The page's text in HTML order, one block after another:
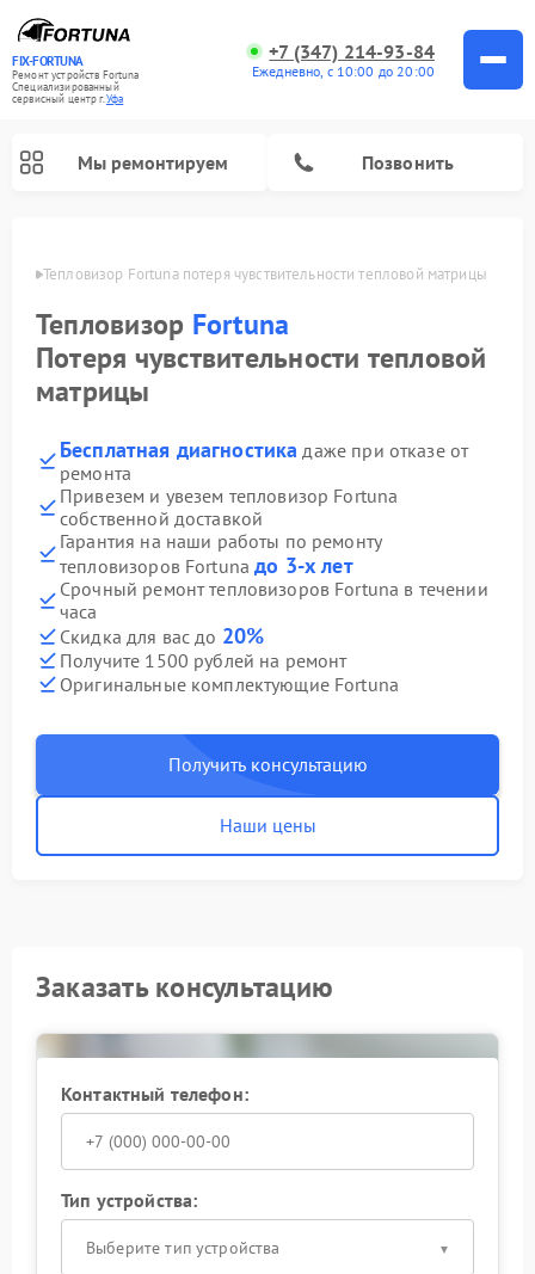
FIX-FORTUNA
Ремонт устройств Fortuna
Специализированный
cервисный центр г.Уфа
+7 (347) 214-93-84
Ежедневно, с 10:00 до 20:00
Мы ремонтируем Позвонить
Уфе Тепловизор Fortuna потеря чувствительности тепловой матрицы
Тепловизор Fortuna
Потеря чувствительности тепловой
матрицы
Бесплатная диагностика даже при отказе от
ремонта
Привезем и увезем тепловизор Fortuna
собственной доставкой
Гарантия на наши работы по ремонту
тепловизоров Fortunaдо 3-х лет
Срочный ремонт тепловизоров Fortuna в течении
часа
Скидка для вас до 20%
Получите 1500 рублей на ремонт
Оригинальные комплектующие Fortuna
Получить консультацию
Наши цены
Заказать консультацию
Контактный телефон:
Тип устройства:
Выберите тип устройства